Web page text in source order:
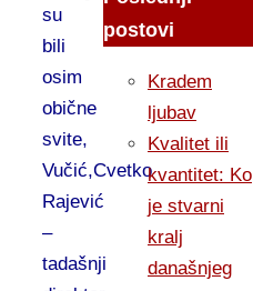
su
bili
osim
obične
svite,
Vučić,Cvetko
Rajević
–
tadašnji
postovi
Kradem
ljubav
Kvalitet ili
kvantitet: Ko
je stvarni
kralj
današnjeg